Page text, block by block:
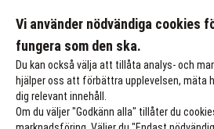
Till rabatten
Vi använder nödvändiga cookies
fungera som den ska.
Du kan också välja att tillåta analys- och
hjälper oss att förbättra upplevelsen, mäta
dig relevant innehåll.
Om du väljer "Godkänn alla" tillåter du